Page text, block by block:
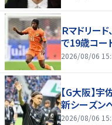
Ｒマドリー
で19歳コー
2026/08/06
【G大阪】
新シーズ
2026/08/06